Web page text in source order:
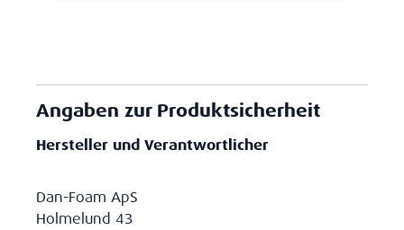
Angaben zur Produktsicherheit
Hersteller und Verantwortlicher
Dan-Foam ApS
Holmelund 43